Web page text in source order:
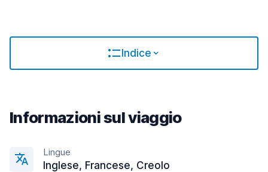
Indice
Informazioni sul viaggio
Lingue
Inglese, Francese, Creolo